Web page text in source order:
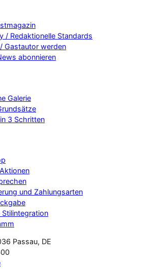
/ Redaktionelle Standards
Gastautor werden
abonnieren
Galerie
3 Schritten
und Zahlungsarten
Passau, DE